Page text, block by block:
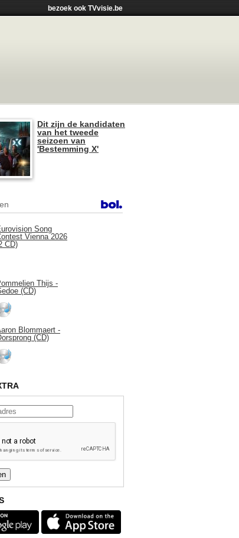
bezoek ook TVvisie.be
Dit zijn de kandidaten
van het tweede
seizoen van
'Bestemming X'
Song
Vienna 2026
CD)
Thijs -
(CD)
Blommaert -
(CD)